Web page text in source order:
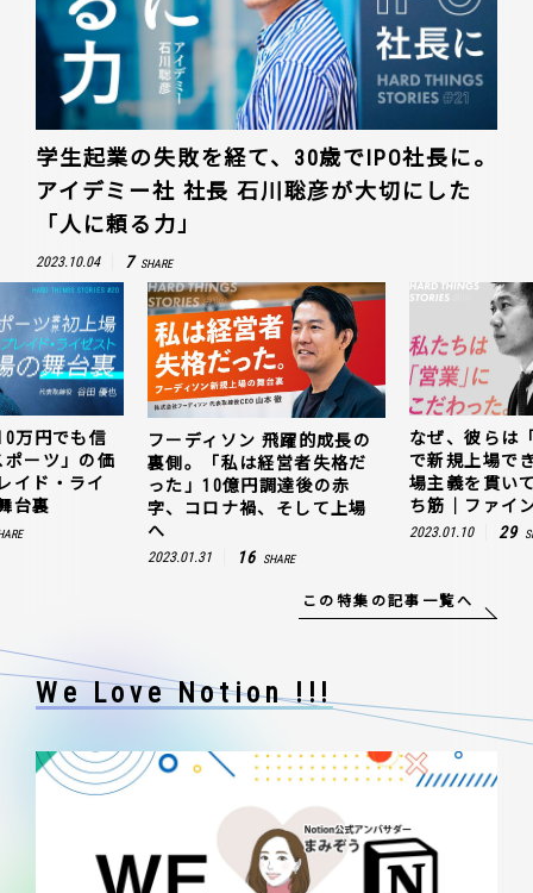
学生起業の失敗を経て、30歳でIPO社長に。
アイデミー社 社長 石川聡彦が大切にした
「人に頼る力」
2023.10.04 7 SHARE
万円でも信
ーツ」の価
イド・ライ
台裏
フーディソン 飛躍的成長の
裏側。「私は経営者失格だ
った」10億円調達後の赤
字、コロナ禍、そして上場
へ
2023.01.31 16 SHARE
なぜ、彼らは
で新規上場で
場主義を貫い
ち筋｜ファイ
2023.01.10 29
この特集の記事一覧へ
We Love Notion !!!